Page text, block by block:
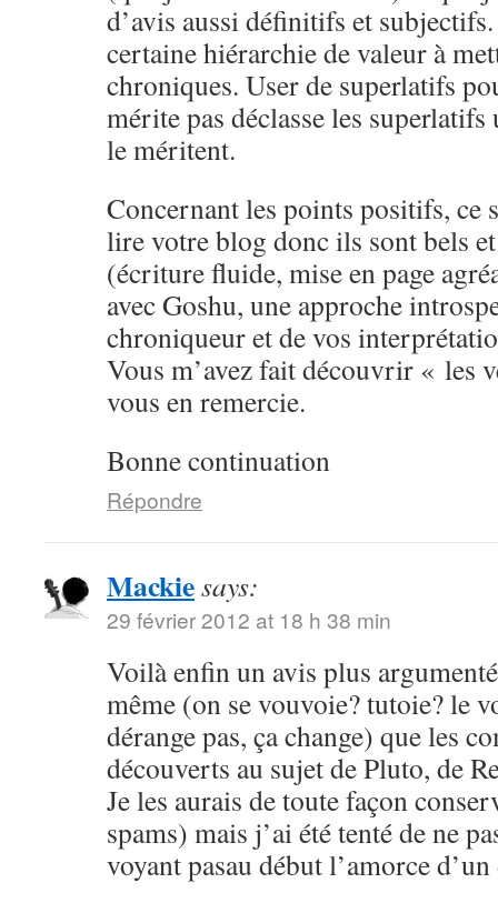
d’avis aussi définitifs et
certaine hiérarchie de valeur à
chroniques. User de superlatifs
mérite pas déclasse les
le méritent.
Concernant les points positifs, ce
lire votre blog donc ils sont bels
(écriture fluide, mise en page
avec Goshu, une approche
chroniqueur et de vos
Vous m’avez fait découvrir « les
vous en remercie.
Bonne continuation
Répondre
Mackiesays:
29 février 2012 at 18 h 38 min
Voilà enfin un avis plus
même (on se vouvoie? tutoie? le
dérange pas, ça change) que les
découverts au sujet de Pluto, de
Je les aurais de toute façon
spams) mais j’ai été tenté de ne
voyant pasau début l’amorce